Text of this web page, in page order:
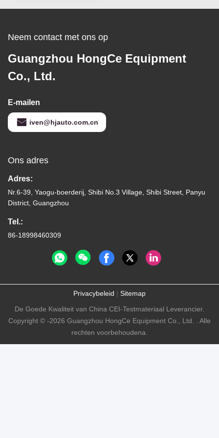
Neem contact met ons op
Guangzhou HongCe Equipment
Co., Ltd.
E-mailen
iven@hjauto.com.cn
Ons adres
Adres:
Nr.6-39, Yaogu-boerderij, Shibi No.3 Village, Shibi Street, Panyu
District, Guangzhou
Tel.:
86-18998460309
Privacybeleid | Sitemap
De Goede Kwaliteit van China CEI-Testmateriaal Leverancier.
Copyright © -2026 Guangzhou HongCe Equipment Co., Ltd. . Alle
rechten voorbehoudena.